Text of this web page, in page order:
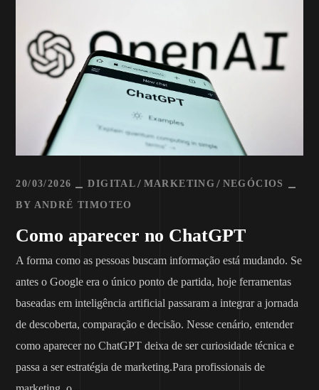
20/03/2026 DIGITAL MARKETING
NEGÓCIOS
BY ANDRÉ TIMOTEO
Como aparecer no ChatGPT
A forma como as pessoas buscam informação está mudando. Se
antes o Google era o único ponto de partida, hoje ferramentas
baseadas em inteligência artificial passaram a integrar a jornada
de descoberta, comparação e decisão. Nesse cenário, entender
como aparecer no ChatGPT deixa de ser curiosidade técnica e
passa a ser estratégia de marketing.Para profissionais de